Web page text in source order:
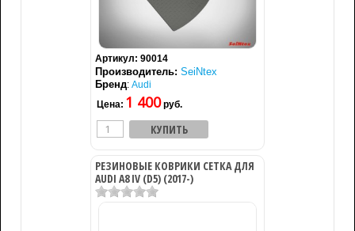
Артикул: 90014
Производитель: SeiNtex
Бренд: Audi
Цена: 1 400руб.
РЕЗИНОВЫЕ КОВРИКИ СЕТКА ДЛЯ
AUDI A8 IV (D5) (2017-)